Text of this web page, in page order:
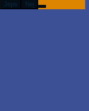
Jeps Nej